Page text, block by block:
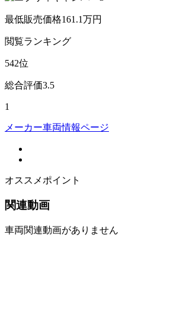
最低販売価格161.1万円
閲覧ランキング
542位
総合評価3.5
1
メーカー車両情報ページ
オススメポイント
関連動画
車両関連動画がありません